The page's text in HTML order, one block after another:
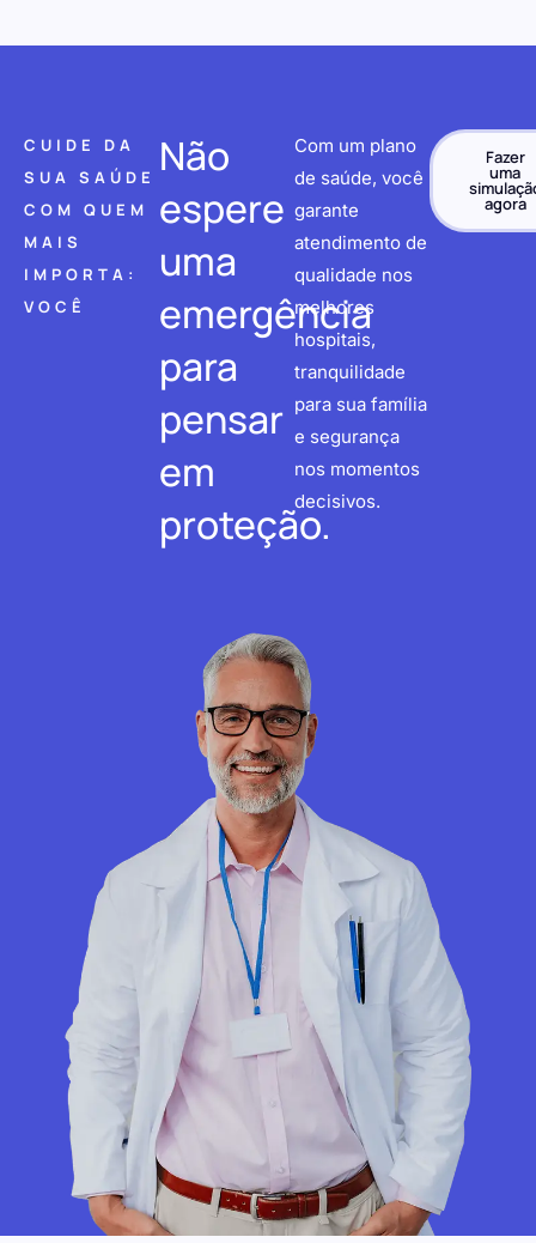
CUIDE DA
SUA SAÚDE
COM QUEM
MAIS
IMPORTA:
VOCÊ
Não
espere
uma
emergência
para
pensar
em
proteção.
Com um plano
de saúde, você
garante
atendimento de
qualidade nos
melhores
hospitais,
tranquilidade
para sua família
e segurança
nos momentos
decisivos.
Fazer
uma
agora